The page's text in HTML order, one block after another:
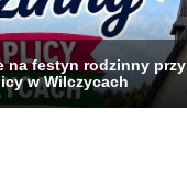
na festyn rodzinny przy
w Wilczycach